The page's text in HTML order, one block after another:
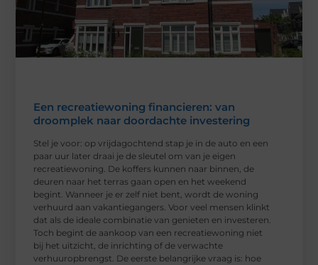
Een recreatiewoning financieren: van
droomplek naar doordachte investering
Stel je voor: op vrijdagochtend stap je in de auto en een
paar uur later draai je de sleutel om van je eigen
recreatiewoning. De koffers kunnen naar binnen, de
deuren naar het terras gaan open en het weekend
begint. Wanneer je er zelf niet bent, wordt de woning
verhuurd aan vakantiegangers. Voor veel mensen klinkt
dat als de ideale combinatie van genieten en investeren.
Toch begint de aankoop van een recreatiewoning niet
bij het uitzicht, de inrichting of de verwachte
verhuuropbrengst. De eerste belangrijke vraag is: hoe